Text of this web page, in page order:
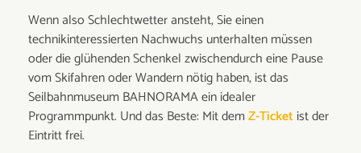
Wenn also Schlechtwetter ansteht, Sie einen
technikinteressierten Nachwuchs unterhalten müssen
oder die glühenden Schenkel zwischendurch eine Pause
vom Skifahren oder Wandern nötig haben, ist das
Seilbahnmuseum BAHNORAMA ein idealer
Programmpunkt. Und das Beste: Mit demZ-Ticketist der
Eintritt frei.